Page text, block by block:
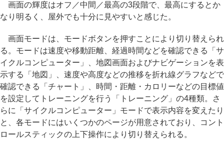
画面の輝度はオフ／中間／最高の3段階で、最高にするとか
なり明るく、屋外でも十分に見やすいと感じた。
画面モードは、モードボタンを押すことにより切り替えられ
る。モードは速度や移動距離、経過時間などを確認できる「サ
イクルコンピューター」、地図画面およびナビゲーションを表
示する「地図」、速度や高度などの推移を折れ線グラフなどで
確認できる「チャート」、時間・距離・カロリーなどの目標値
を設定してトレーニングを行う「トレーニング」の4種類。さ
らに「サイクルコンピューター」モードで表示内容を変えたり
と、各モードにはいくつかのページが用意されており、コント
ロールスティックの上下操作により切り替えられる。